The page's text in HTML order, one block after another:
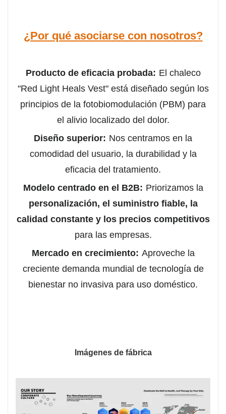
¿Por qué asociarse con nosotros?
Producto de eficacia probada: El chaleco
"Red Light Heals Vest" está diseñado según los
principios de la fotobiomodulación (PBM) para
el alivio localizado del dolor.
Diseño superior: Nos centramos en la
comodidad del usuario, la durabilidad y la
eficacia del tratamiento.
Modelo centrado en el B2B: Priorizamos la
personalización, el suministro fiable, la
calidad constante y los precios competitivos
para las empresas.
Mercado en crecimiento: Aproveche la
creciente demanda mundial de tecnología de
bienestar no invasiva para uso doméstico.
Imágenes de fábrica